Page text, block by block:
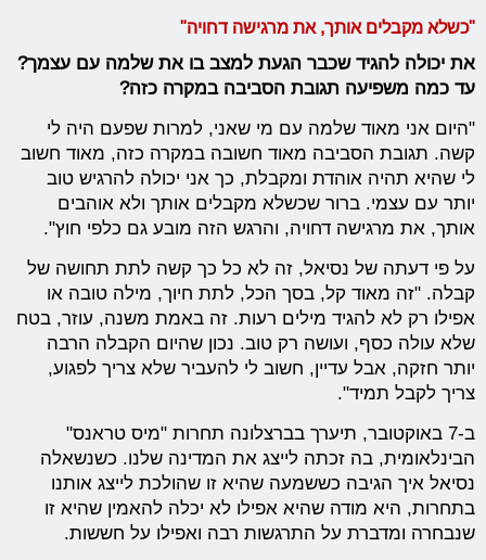
"כשלא מקבלים אותך, את מרגישה דחויה"
את יכולה להגיד שכבר הגעת למצב בו את שלמה עם עצמך?
עד כמה משפיעה תגובת הסביבה במקרה כזה?
"היום אני מאוד שלמה עם מי שאני, למרות שפעם היה לי
קשה. תגובת הסביבה מאוד חשובה במקרה כזה, מאוד חשוב
לי שהיא תהיה אוהדת ומקבלת, כך אני יכולה להרגיש טוב
יותר עם עצמי. ברור שכשלא מקבלים אותך ולא אוהבים
אותך, את מרגישה דחויה, והרגש הזה מובע גם כלפי חוץ".
על פי דעתה של נסיאל, זה לא כל כך קשה לתת תחושה של
קבלה. "זה מאוד קל, בסך הכל, לתת חיוך, מילה טובה או
אפילו רק לא להגיד מילים רעות. זה באמת משנה, עוזר, בטח
שלא עולה כסף, ועושה רק טוב. נכון שהיום הקבלה הרבה
יותר חזקה, אבל עדיין, חשוב לי להעביר שלא צריך לפגוע,
צריך לקבל תמיד".
ב-7 באוקטובר, תיערך בברצלונה תחרות "מיס טראנס"
הבינלאומית, בה זכתה לייצג את המדינה שלנו. כשנשאלה
נסיאל איך הגיבה כששמעה שהיא זו שהולכת לייצג אותנו
בתחרות, היא מודה שהיא אפילו לא יכלה להאמין שהיא זו
שנבחרה ומדברת על התרגשות רבה ואפילו על חששות.